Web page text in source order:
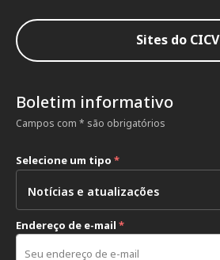
Sites do CICV
Boletim informativo
Campos com * são obrigatórios
Selecione um tipo *
Endereço de e-mail *